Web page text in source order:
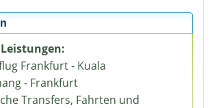
Frankfurt - Kuala
- Frankfurt
Transfers, Fahrten und